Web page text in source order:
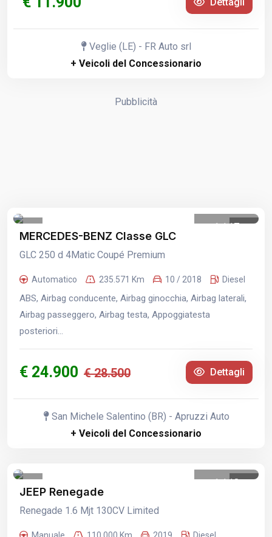
Veglie (LE) - FR Auto srl
+ Veicoli del Concessionario
Pubblicità
1 /17
MERCEDES-BENZ Classe GLC
GLC 250 d 4Matic Coupé Premium
Automatico 235.571 Km 10 / 2018 Diesel
ABS, Airbag conducente, Airbag ginocchia, Airbag laterali,
Airbag passeggero, Airbag testa, Appoggiatesta
posteriori...
€ 24.900 € 28.500 Dettagli
San Michele Salentino (BR) - Apruzzi Auto
+ Veicoli del Concessionario
1 /18
JEEP Renegade
Renegade 1.6 Mjt 130CV Limited